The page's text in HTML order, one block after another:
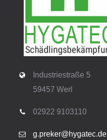
Industriestraße 5
59457 Werl
02922 9103110
g.preker@hygatec.de